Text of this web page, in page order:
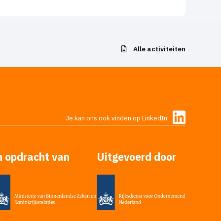
Alle activiteiten
Je kan ons ook vinden op LinkedIn:
opdracht van Uitgevoerd door